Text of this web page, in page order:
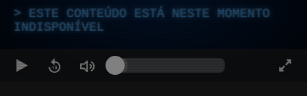
ESTE CONTEÚDO ESTÁ NESTE MOMENTO
INDISPONÍVEL